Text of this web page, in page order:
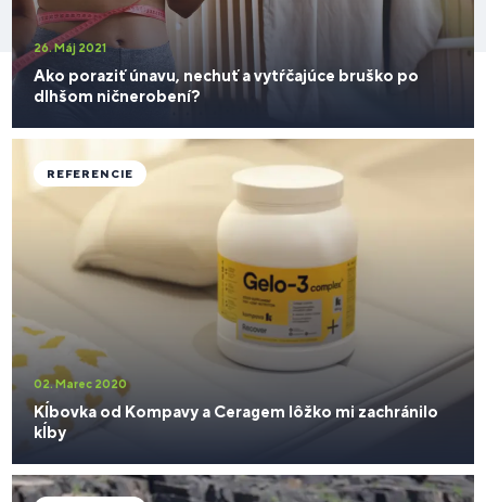
26. Máj 2021
Ako poraziť únavu, nechuť a vytŕčajúce bruško po
dlhšom ničnerobení?
02. Marec 2020
Kĺbovka od Kompavy a Ceragem lôžko mi zachránilo
kĺby
REFERENCIE